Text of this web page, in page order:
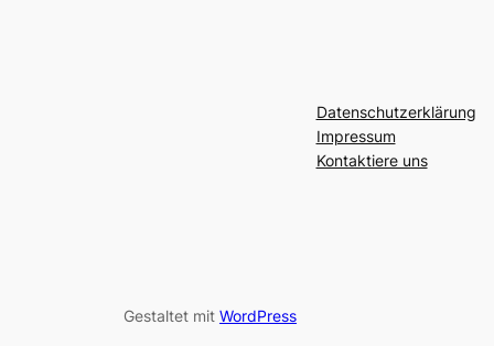
Datenschutzerklärung
Impressum
Kontaktiere uns
Gestaltet mit WordPress